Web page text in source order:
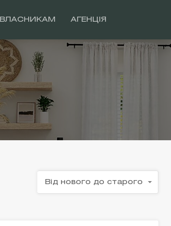
ВЛАСНИКАМ АГЕНЦІЯ
Від нового до старого